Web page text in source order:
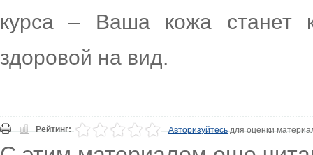
курса – Ваша кожа станет
здоровой на вид.
Рейтинг: Авторизуйтесьдля оценки